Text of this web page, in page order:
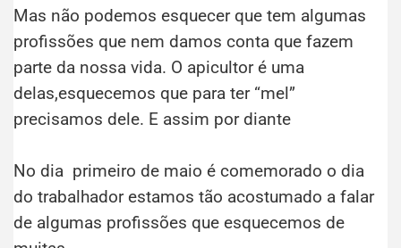
Mas não podemos esquecer que tem algumas
profissões que nem damos conta que fazem
parte da nossa vida. O apicultor é uma
delas,esquecemos que para ter “mel”
precisamos dele. E assim por diante
No dia primeiro de maio é comemorado o dia
do trabalhador estamos tão acostumado a falar
de algumas profissões que esquecemos de